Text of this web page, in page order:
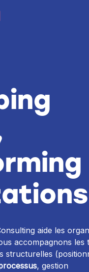
aide les
accompagnons les
structurelles
, gestion